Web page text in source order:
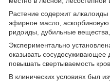
Растение содержит
эфирное масло, аскорбиновую
ридоиды, дубильные
Экспериментально
оказывать сосудосуживающее
повышать свертываемость
В клинических условиях был